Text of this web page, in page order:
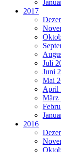
2017
Juli
Juni
Mai
April
März
2016